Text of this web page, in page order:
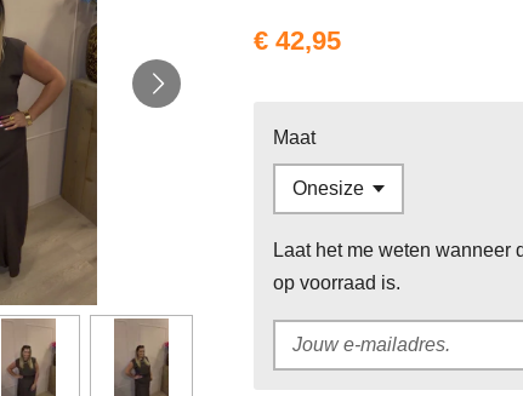
€ 42,95
Maat
Laat het me weten wanneer
op voorraad is.